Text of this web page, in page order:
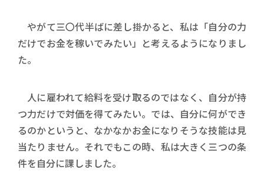
やがて三〇代半ばに差し掛かると、私は「自分の力
だけでお金を稼いでみたい」と考えるようになりまし
た。
人に雇われて給料を受け取るのではなく、自分が持
つ力だけで対価を得てみたい。では、自分に何ができ
るのかというと、なかなかお金になりそうな技能は見
当たりません。それでもこの時、私は大きく三つの条
件を自分に課しました。